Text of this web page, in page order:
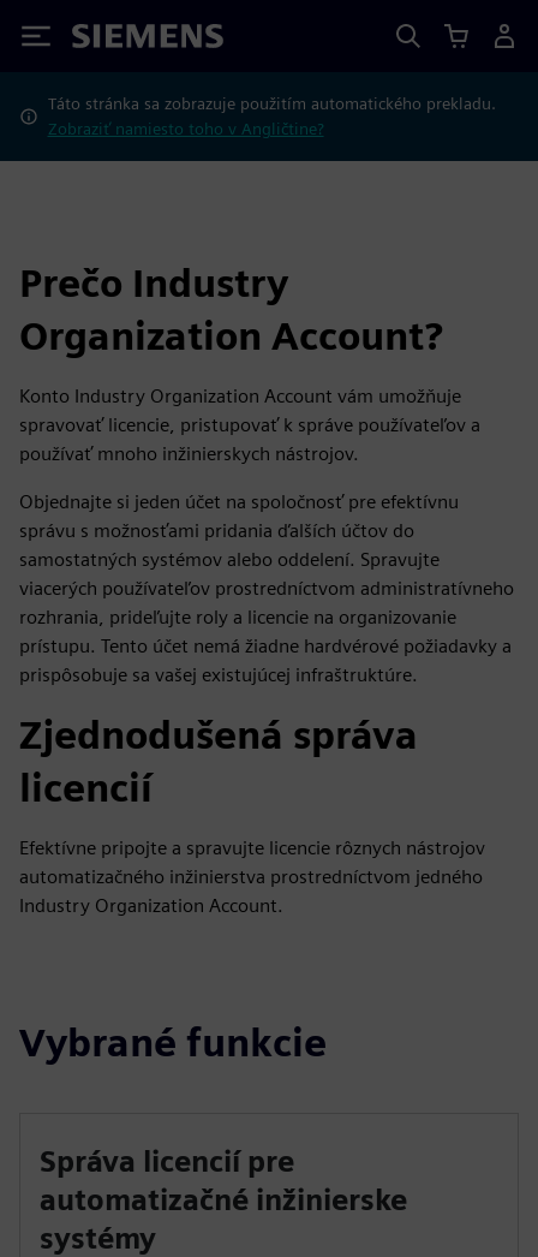
Siemens
Táto stránka sa zobrazuje použitím automatického prekladu.
Zobraziť namiesto toho v Angličtine?
Prečo Industry
Organization Account?
Konto Industry Organization Account vám umožňuje
spravovať licencie, pristupovať k správe používateľov a
používať mnoho inžinierskych nástrojov.
Objednajte si jeden účet na spoločnosť pre efektívnu
správu s možnosťami pridania ďalších účtov do
samostatných systémov alebo oddelení. Spravujte
viacerých používateľov prostredníctvom administratívneho
rozhrania, prideľujte roly a licencie na organizovanie
prístupu. Tento účet nemá žiadne hardvérové požiadavky a
prispôsobuje sa vašej existujúcej infraštruktúre.
Zjednodušená správa
licencií
Efektívne pripojte a spravujte licencie rôznych nástrojov
automatizačného inžinierstva prostredníctvom jedného
Industry Organization Account.
Vybrané funkcie
Správa licencií pre
automatizačné inžinierske
systémy